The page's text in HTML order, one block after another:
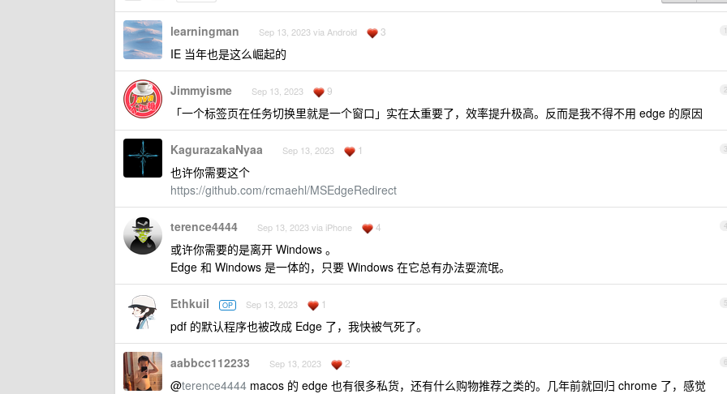
1
learningman Sep 13, 2023 via Android 3
IE 当年也是这么崛起的
2
Jimmyisme Sep 13, 2023 9
「一个标签页在任务切换里就是一个窗口」实在太重要了，效率提升极高。反而是我不得不用 edge 的原因
3
KagurazakaNyaa Sep 13, 2023 1
也许你需要这个
https://github.com/rcmaehl/MSEdgeRedirect
4
terence4444 Sep 13, 2023 via iPhone 4
或许你需要的是离开 Windows 。
Edge 和 Windows 是一体的，只要 Windows 在它总有办法耍流氓。
5
Ethkuil OP Sep 13, 2023 1
pdf 的默认程序也被改成 Edge 了，我快被气死了。
6
aabbcc112233 Sep 13, 2023 2
@terence4444 macos 的 edge 也有很多私货，还有什么购物推荐之类的。几年前就回归 chrome 了，感觉